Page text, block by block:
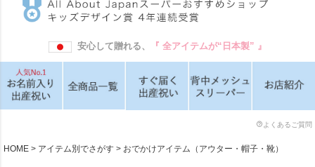
安心して贈れる、 『 全アイテムが“日本製” 』
よくあるご質問
HOME アイテム別でさがす おでかけアイテム（アウター・帽子・靴）